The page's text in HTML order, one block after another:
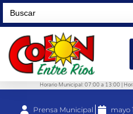
Search
for:
Horario Municipal: 07:00 a 13:00 |
Prensa Municipal mayo